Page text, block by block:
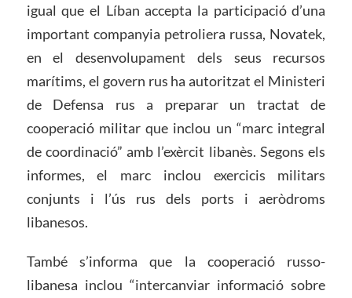
igual que el Líban accepta la participació d’una
important companyia petroliera russa, Novatek,
en el desenvolupament dels seus recursos
marítims, el govern rus ha autoritzat el Ministeri
de Defensa rus a preparar un tractat de
cooperació militar que inclou un “marc integral
de coordinació” amb l’exèrcit libanès. Segons els
informes, el marc inclou exercicis militars
conjunts i l’ús rus dels ports i aeròdroms
libanesos.
També s’informa que la cooperació russo-
libanesa inclou “intercanviar informació sobre